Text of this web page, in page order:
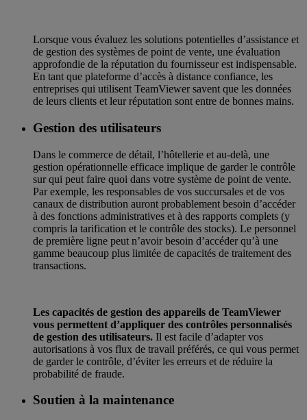
Lorsque vous évaluez les solutions potentielles d’assistance et
de gestion des systèmes de point de vente, une évaluation
approfondie de la réputation du fournisseur est indispensable.
En tant que plateforme d’accès à distance confiance, les
entreprises qui utilisent TeamViewer savent que les données
de leurs clients et leur réputation sont entre de bonnes mains.
Gestion des utilisateurs
Dans le commerce de détail, l’hôtellerie et au-delà, une
gestion opérationnelle efficace implique de garder le contrôle
sur qui peut faire quoi dans votre système de point de vente.
Par exemple, les responsables de vos succursales et de vos
canaux de distribution auront probablement besoin d’accéder
à des fonctions administratives et à des rapports complets (y
compris la tarification et le contrôle des stocks). Le personnel
de première ligne peut n’avoir besoin d’accéder qu’à une
gamme beaucoup plus limitée de capacités de traitement des
transactions.
Les capacités de gestion des appareils de TeamViewer
vous permettent d’appliquer des contrôles personnalisés
de gestion des utilisateurs. Il est facile d’adapter vos
autorisations à vos flux de travail préférés, ce qui vous permet
de garder le contrôle, d’éviter les erreurs et de réduire la
probabilité de fraude.
Soutien à la maintenance